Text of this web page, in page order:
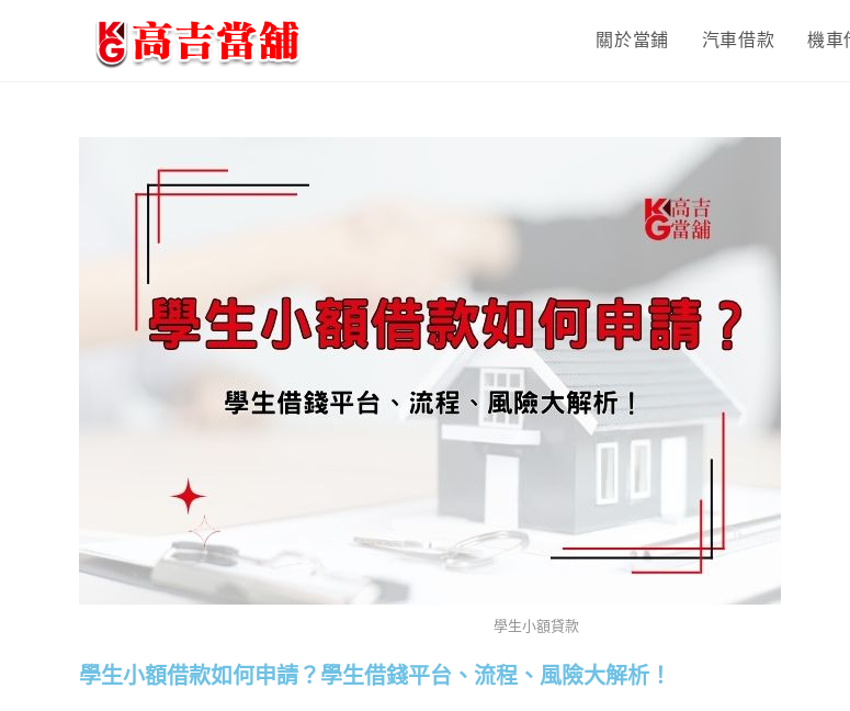
關於當鋪 汽車借款 機車
學生小額貸款
學生小額借款如何申請？學生借錢平台、流程、風險大解析！